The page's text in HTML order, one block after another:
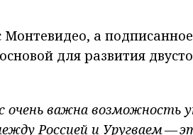
а подписанное
для развития
важна возможность
Россией и Уругваем —